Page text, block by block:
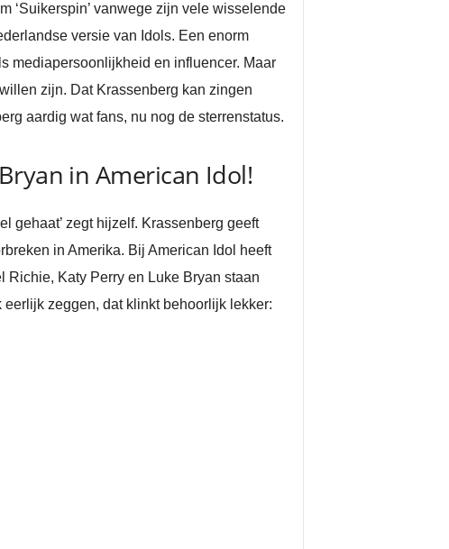
‘Suikerspin’ vanwege zijn vele wisselende
versie van Idols. Een enorm
mediapersoonlijkheid en influencer. Maar
zijn. Dat Krassenberg kan zingen
aardig wat fans, nu nog de sterrenstatus.
in American Idol!
gehaat’ zegt hijzelf. Krassenberg geeft
in Amerika. Bij American Idol heeft
Richie, Katy Perry en Luke Bryan staan
zeggen, dat klinkt behoorlijk lekker: